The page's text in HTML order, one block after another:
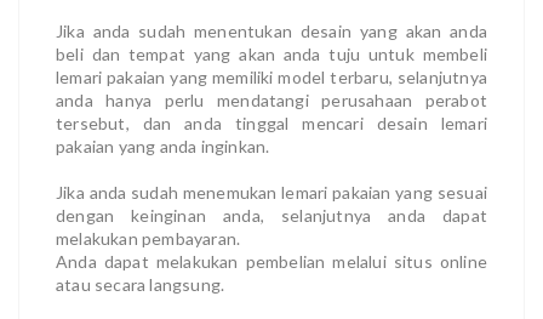
Jika anda sudah menentukan desain yang akan anda
beli dan tempat yang akan anda tuju untuk membeli
lemari pakaian yang memiliki model terbaru, selanjutnya
anda hanya perlu mendatangi perusahaan perabot
tersebut, dan anda tinggal mencari desain lemari
pakaian yang anda inginkan.
Jika anda sudah menemukan lemari pakaian yang sesuai
dengan keinginan anda, selanjutnya anda dapat
melakukan pembayaran.
Anda dapat melakukan pembelian melalui situs online
atau secara langsung.